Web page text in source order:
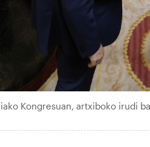
Kongresuan, artxiboko irudi